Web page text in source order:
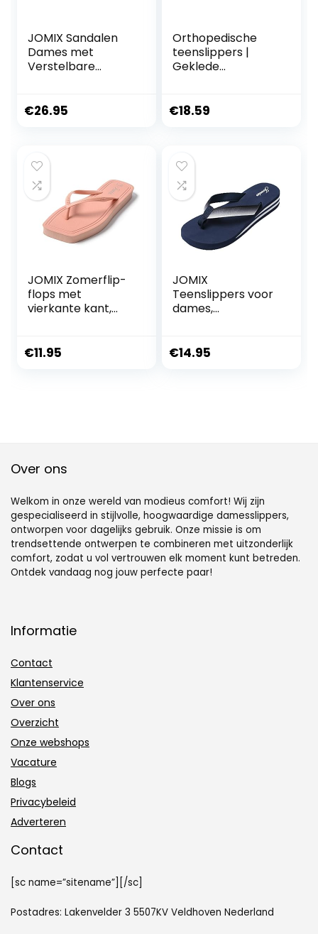
JOMIX Sandalen
Dames met
Verstelbare
Teenslippers voor
€26.95
Orthopedische
teenslippers |
Geklede
voetboogsteun,Sli
uning Travel
sandalen Qihuyi
€18.59
JOMIX Zomerflip-
flops met
vierkante kant,
zwembad
€11.95
JOMIX
Teenslippers voor
dames,
sleehak, rubber,
€14.95
Over ons
Welkom in onze wereld van modieus comfort! Wij zijn
gespecialiseerd in stijlvolle, hoogwaardige damesslippers,
ontworpen voor dagelijks gebruik. Onze missie is om
trendsettende ontwerpen te combineren met uitzonderlijk
comfort, zodat u vol vertrouwen elk moment kunt betreden.
Ontdek vandaag nog jouw perfecte paar!
Informatie
Contact
Klantenservice
Over ons
Overzicht
Onze webshops
Vacature
Blogs
Privacybeleid
Adverteren
Contact
[sc name=”sitename”][/sc]
Postadres: Lakenvelder 3 5507KV Veldhoven Nederland